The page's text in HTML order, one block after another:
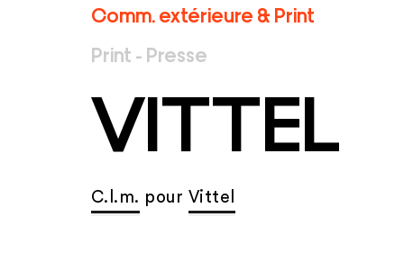
Comm. extérieure & Print
Print - Presse
VITTEL
C.l.m. pour Vittel